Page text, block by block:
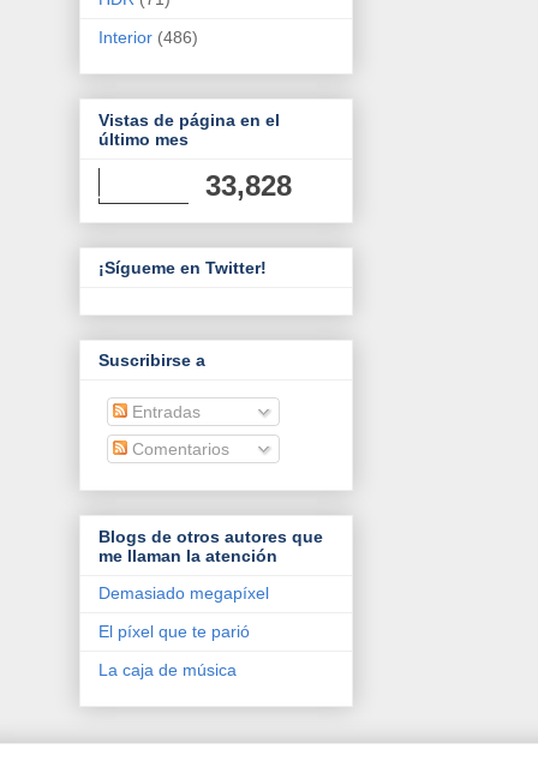
Interior (486)
Vistas de página en el
último mes
33,828
¡Sígueme en Twitter!
Suscribirse a
Entradas
Comentarios
Blogs de otros autores que
me llaman la atención
Demasiado megapíxel
El píxel que te parió
La caja de música